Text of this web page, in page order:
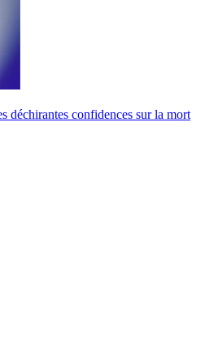
confidences sur la mort